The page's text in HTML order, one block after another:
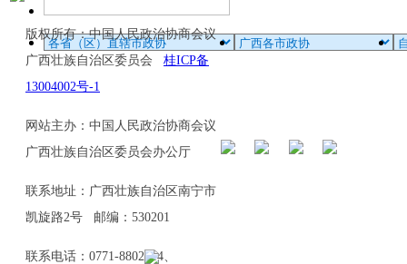
版权所有：中国人民政治协商会议
广西壮族自治区委员会 桂ICP备
13004002号-1
网站主办：中国人民政治协商会议
广西壮族自治区委员会办公厅
联系地址：广西壮族自治区南宁市
凯旋路2号 邮编：530201
联系电话：0771-8802114、